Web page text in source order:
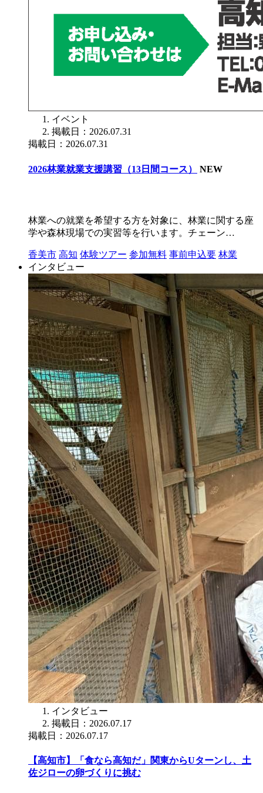
イベント
掲載日：2026.07.31
掲載日：2026.07.31
2026林業就業支援講習（13日間コース） NEW
林業への就業を希望する方を対象に、林業に関する座
学や森林現場での実習等を行います。チェーン…
香美市 高知 体験ツアー 参加無料 事前申込要 林業
インタビュー
インタビュー
掲載日：2026.07.17
掲載日：2026.07.17
【高知市】「食なら高知だ」関東からUターンし、土
佐ジローの卵づくりに挑む